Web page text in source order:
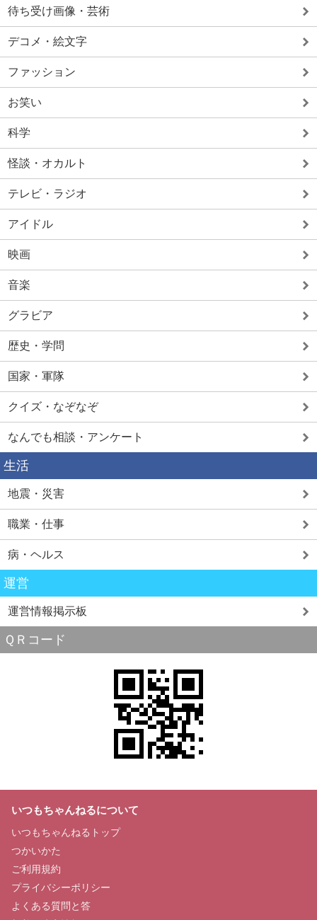
待ち受け画像・芸術
デコメ・絵文字
ファッション
お笑い
科学
怪談・オカルト
テレビ・ラジオ
アイドル
映画
音楽
グラビア
歴史・学問
国家・軍隊
クイズ・なぞなぞ
なんでも相談・アンケート
生活
地震・災害
職業・仕事
病・ヘルス
運営
運営情報掲示板
ＱＲコード
いつもちゃんねるについて
いつもちゃんねるトップ
つかいかた
ご利用規約
プライバシーポリシー
よくある質問と答